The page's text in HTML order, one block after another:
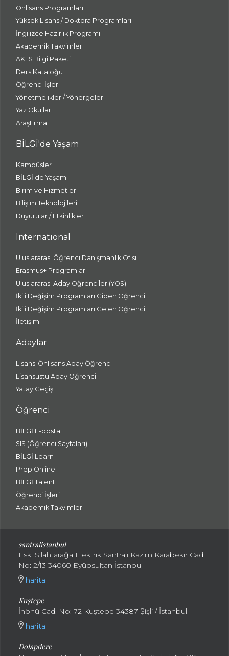
Önlisans Programları
Yüksek Lisans / Doktora Programları
İngilizce Hazırlık Programı
Akademik Takvimler
AKTS Bilgi Paketi
Ders Kataloğu
Öğrenci İşleri
Yönetmelikler / Yönergeler
Yaz Okulları
Araştırma
BİLGİ'de Yaşam
Kampüsler
BİLGİ'de Yaşam
Birim ve Hizmetler
Bilişim Teknolojileri
Duyurular / Etkinlikler
International
Uluslararası Öğrenci Danışmanlık Ofisi
Erasmus+ Programları
Uluslararası Aday Öğrenciler (YÖS)
İkili Değişim Programları Giden Öğrenci
İkili Değişim Programları Gelen Öğrenci
İletişim
Adaylar
Lisans-Önlisans Aday Öğrenci
Lisansüstü Aday Öğrenci
Yatay Geçiş
Öğrenci
BİLGİ E-posta
SIS (Öğrenci Sayfaları)
BİLGİ Learn
Prep Online
BİLGİ Talent
Öğrenci İşleri
Akademik Takvimler
santralistanbul
Eski Silahtarağa Elektrik Santralı Kazım Karabekir Cad.
No: 2/13 34060 Eyüpsultan İstanbul
harita
Kuştepe
İnönü Cad. No: 72 Kuştepe 34387 Şişli / İstanbul
harita
Dolapdere